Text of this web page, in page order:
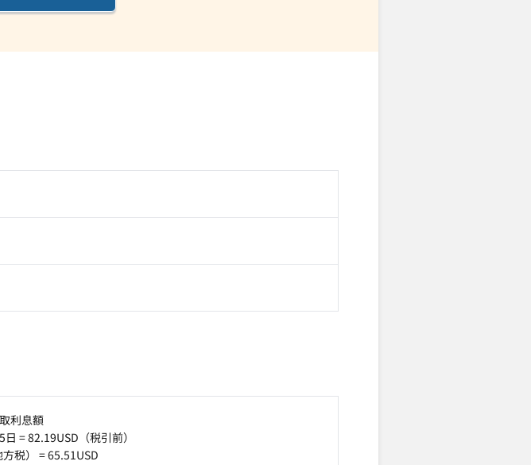
利息額
= 82.19USD（税引前）
税） = 65.51USD